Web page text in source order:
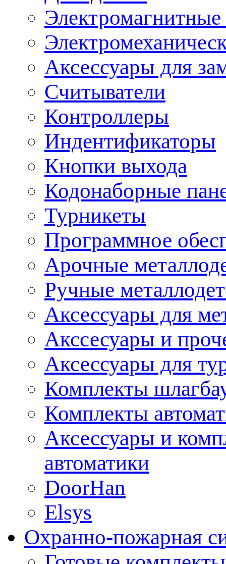
Аксессуары для
Считыватели
Контроллеры
Индентификаторы
Кнопки выхода
Кодонаборные
Турникеты
Программное
Арочные
Ручные
Аксессуары для
Акссесуары и
Аксессуары для
Комплекты
Комплекты
Аксессуары и
автоматики
DoorHan
Elsys
Охранно-пожарная